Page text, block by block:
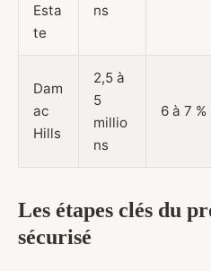
Esta
te
ns
Dam
ac
Hills
2,5 à
5
millio
ns
6 à 7 %
Les étapes clés du
sécurisé